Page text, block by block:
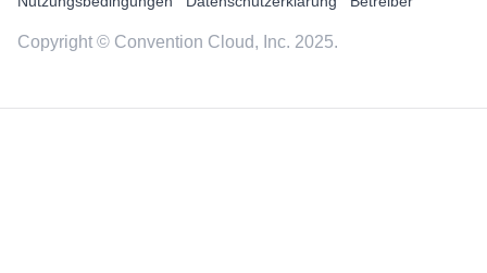
Copyright © Convention Cloud, Inc. 2025.